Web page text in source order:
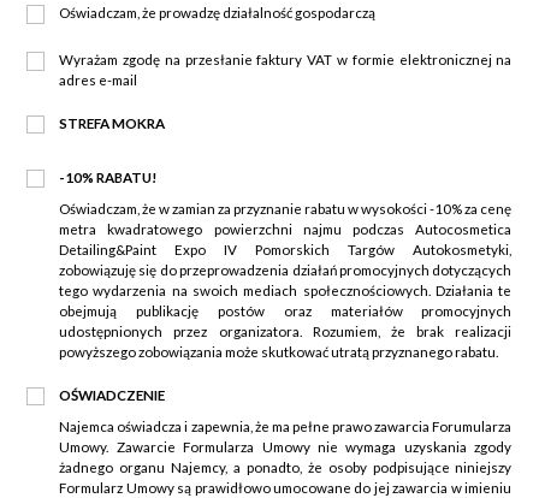
Oświadczam, że prowadzę działalność gospodarczą
Wyrażam zgodę na przesłanie faktury VAT w formie elektronicznej na
adres e-mail
STREFA MOKRA
-10% RABATU!
Oświadczam, że w zamian za przyznanie rabatu w wysokości -10% za cenę
metra kwadratowego powierzchni najmu podczas Autocosmetica
Detailing&Paint Expo IV Pomorskich Targów Autokosmetyki,
zobowiązuję się do przeprowadzenia działań promocyjnych dotyczących
tego wydarzenia na swoich mediach społecznościowych. Działania te
obejmują publikację postów oraz materiałów promocyjnych
udostępnionych przez organizatora. Rozumiem, że brak realizacji
powyższego zobowiązania może skutkować utratą przyznanego rabatu.
OŚWIADCZENIE
Najemca oświadcza i zapewnia, że ma pełne prawo zawarcia Forumularza
Umowy. Zawarcie Formularza Umowy nie wymaga uzyskania zgody
żadnego organu Najemcy, a ponadto, że osoby podpisujące niniejszy
Formularz Umowy są prawidłowo umocowane do jej zawarcia w imieniu